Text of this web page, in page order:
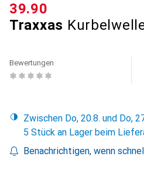
Traxxas
CHF
39.90
Bewertungen
Zwischen Do, 20.8. und Do,
5 Stück an Lager beim
Benachrichtigen, wenn